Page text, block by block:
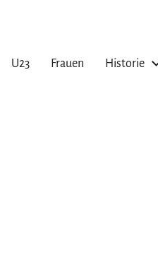
U23 Frauen Historie